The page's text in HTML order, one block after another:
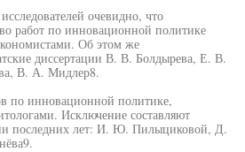
очевидно, что
работ по инновационной политике
Об этом же
диссертации В. В. Болдырева, Е. В.
В. А. Мидлер8.
по инновационной политике,
Исключение составляют
последних лет: И. Ю. Пилыциковой, Д.